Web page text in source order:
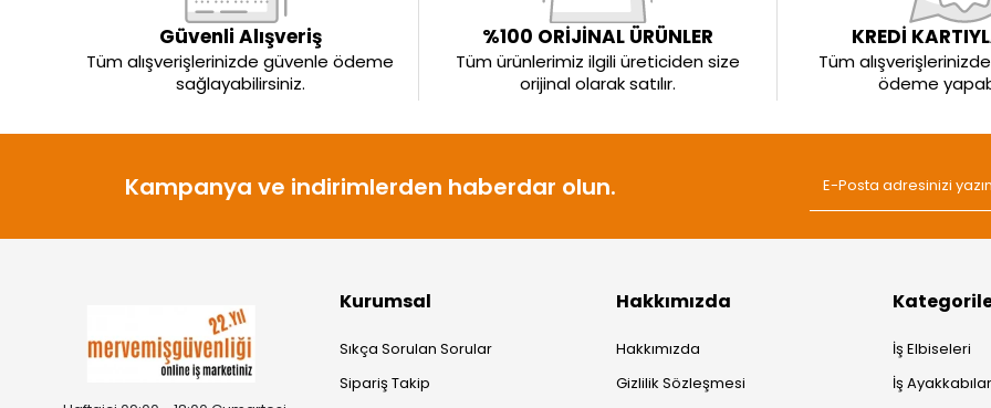
Güvenli Alışveriş
Tüm alışverişlerinizde güvenle ödeme
sağlayabilirsiniz.
%100 ORİJİNAL ÜRÜNLER
Tüm ürünlerimiz ilgili üreticiden size
orijinal olarak satılır.
KREDİ
Tüm
ödeme
Kampanya ve indirimlerden haberdar olun.
Kurumsal
Sıkça Sorulan Sorular
Sipariş Takip
Hakkımızda
Hakkımızda
Gizlilik Sözleşmesi
İş Elbiseleri
İş